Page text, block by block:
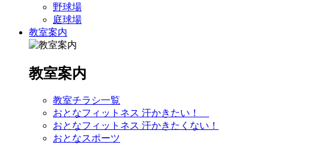
野球場
庭球場
教室案内
教室案内
教室チラシ一覧
おとなフィットネス 汗かきたい！
おとなフィットネス 汗かきたくない！
おとなスポーツ